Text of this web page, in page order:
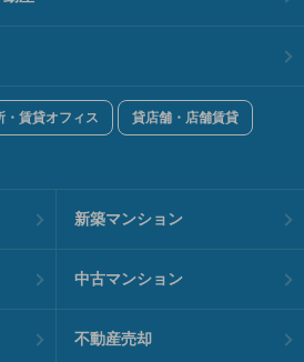
・賃貸オフィス 貸店舗・店舗賃貸
新築マンション
中古マンション
不動産売却